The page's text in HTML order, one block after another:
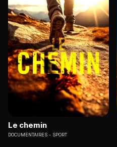
Le chemin
DOCUMENTAIRES SPORT